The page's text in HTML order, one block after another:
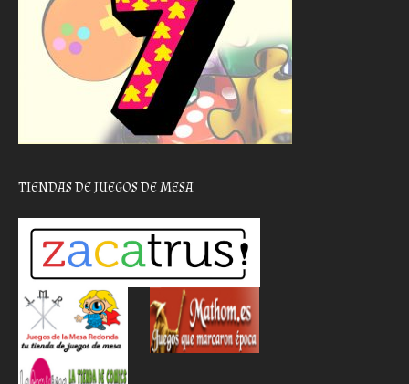
TIENDAS DE JUEGOS DE MESA